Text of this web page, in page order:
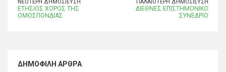
ΝΕΌΤΕΡΗ ΔΗΜΟΣΊΕΥΣΗ
ΕΤΗΣΙΟΣ ΧΟΡΟΣ ΤΗΣ
ΟΜΟΣΠΟΝΔΙΑΣ
ΠΑΛΑΙΌΤΕΡΗ ΔΗΜΟΣΊΕΥΣΗ
ΔΙΕΘΝΕΣ ΕΠΙΣΤΗΜΟΝΙΚΟ
ΣΥΝΕΔΡΙΟ
ΔΗΜΟΦΙΛΉ ΆΡΘΡΑ